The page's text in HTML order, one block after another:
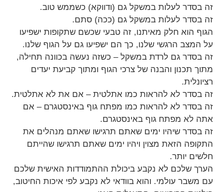
זה בסדר לעלות במשקל גם (ודווקא) כשממש טוב.
זה בסדר לעלות במשקל גם (ככה) סתם.
הגוף הוא חלק מאיתנו, זה טבעי שכשם שתקופות ישפיעו
על המצב הרגשי שלנו, כך הם ישפיעו גם על הגוף שלנו.
זה בסדר גם לרדת במשקל – כשזה נעשה בכוונה תחילה,
מתוך תכנון והבנה של צרכי הגוף ומתוך קביעת יעדים
רציונלית.
זה בסדר לא להראות כמו אתלטית – אם את לא אתלטית.
זה בסדר לא להראות כמו מפתח גוף באינסטגרם – אם
אתה לא מפתח גוף באינסטגרם.
זה בסדר שיהיו ימים שאתם תרגישו שאתם מנהלים את
התקופה הזאת מצוין ויהיו ימים שאתם תרגישו שהייתם
חלשים יותר.
הערך שלכם לא נקבע ביכולת ההתמודדות האישית שלכם
עם משבר עולמי. והוא בוודאי לא נקבע לפי איכות החיטוב,